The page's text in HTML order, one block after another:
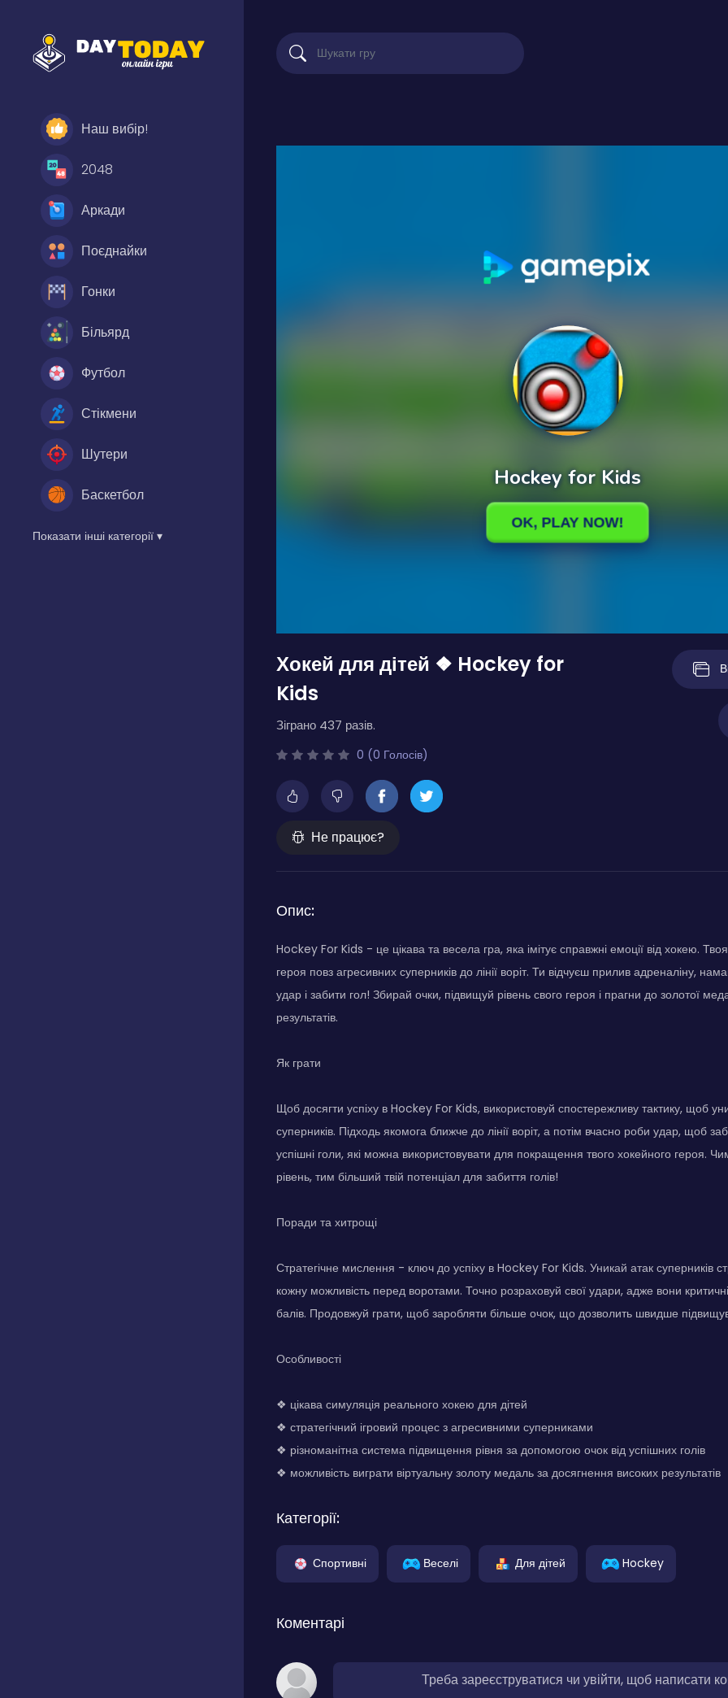
Наш вибір!
2048
Аркади
Поєднайки
Гонки
Більярд
Футбол
Стікмени
Шутери
Баскетбол
Показати інші категорії ▾
Хокей для дітей ❖ Hockey for
Kids
Зіграно 437 разів.
0 (0 Голосів)
Не працює?
Опис:
Hockey For Kids - це цікава та весела гра, яка імітує справжні емоції від хокею.
героя повз агресивних суперників до лінії воріт. Ти відчуєш прилив адреналіну,
удар і забити гол! Збирай очки, підвищуй рівень свого героя і прагни до золотої
результатів.
Як грати
Щоб досягти успіху в Hockey For Kids, використовуй спостережливу тактику, щоб
суперників. Підходь якомога ближче до лінії воріт, а потім вчасно роби удар, щоб
успішні голи, які можна використовувати для покращення твого хокейного героя.
рівень, тим більший твій потенціал для забиття голів!
Поради та хитрощі
Стратегічне мислення - ключ до успіху в Hockey For Kids. Уникай атак суперників
кожну можливість перед воротами. Точно розраховуй свої удари, адже вони
балів. Продовжуй грати, щоб заробляти більше очок, що дозволить швидше
Особливості
❖ цікава симуляція реального хокею для дітей
❖ стратегічний ігровий процес з агресивними суперниками
❖ різноманітна система підвищення рівня за допомогою очок від успішних голів
❖ можливість виграти віртуальну золоту медаль за досягнення високих результатів
Категорії:
Спортивні Веселі Для дітей Hockey
Коментарі
Треба зареєструватися чи увійти, щоб написати